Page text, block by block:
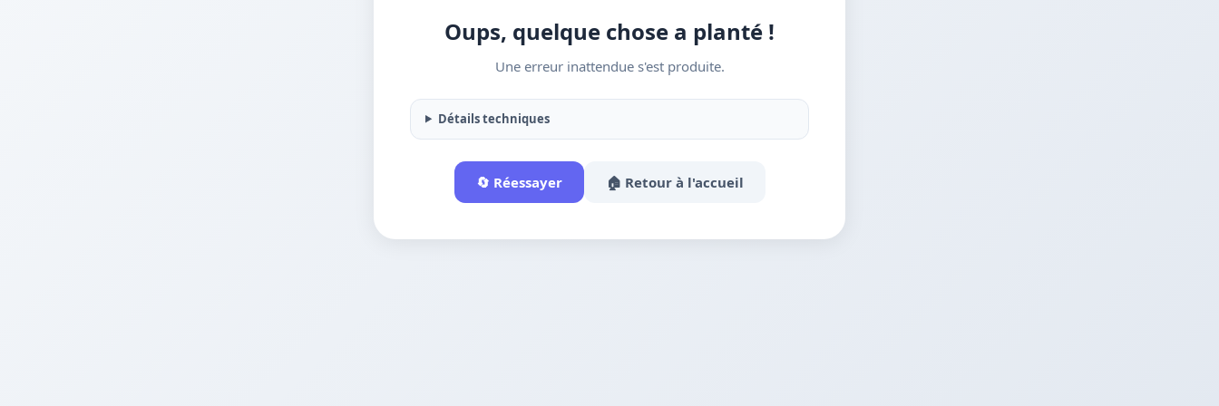
Oups, quelque chose a planté !
Une erreur inattendue s'est produite.
Détails techniques
🔄 Réessayer 🏠 Retour à l'accueil